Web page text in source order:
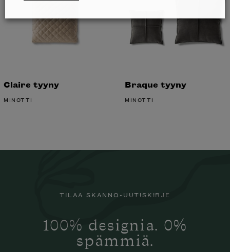
Claire tyyny
MINOTTI
Braque tyyny
MINOTTI
TILAA SKANNO-UUTISKIRJE
100% designia. 0%
spämmiä.